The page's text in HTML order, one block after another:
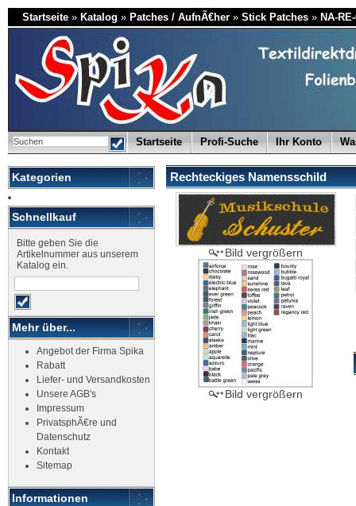
Startseite » Katalog » Patches / AufnÃ€her » Stick Patches » NA-
Startseite Profi-Suche Ihr Konto
Kategorien
Schnellkauf
Bitte geben Sie die
Artikelnummer aus unserem
Katalog ein.
Mehr über...
Angebot der Firma Spika
Rabatt
Liefer- und Versandkosten
Unsere AGB's
Impressum
PrivatsphÃ€re und
Datenschutz
Kontakt
Sitemap
Informationen
Rechteckiges Namensschild
Bild vergrößern
Bild vergrößern